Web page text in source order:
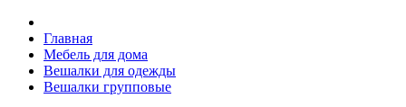
Главная
Мебель для дома
Вешалки для одежды
Вешалки групповые